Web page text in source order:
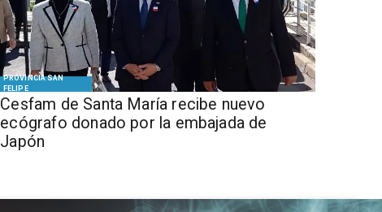
PROVINCIA SAN
FELIPE
Cesfam de Santa María recibe nuevo
ecógrafo donado por la embajada de
Japón